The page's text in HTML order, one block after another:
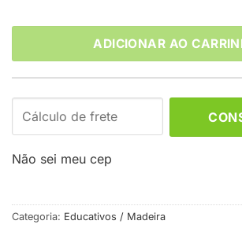
ADICIONAR AO
Não sei meu cep
Categoria: Educativos / Madeira